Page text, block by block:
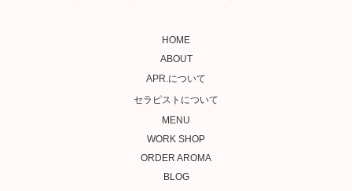
HOME
ABOUT
APR.について
セラピストについて
MENU
WORK SHOP
ORDER AROMA
BLOG